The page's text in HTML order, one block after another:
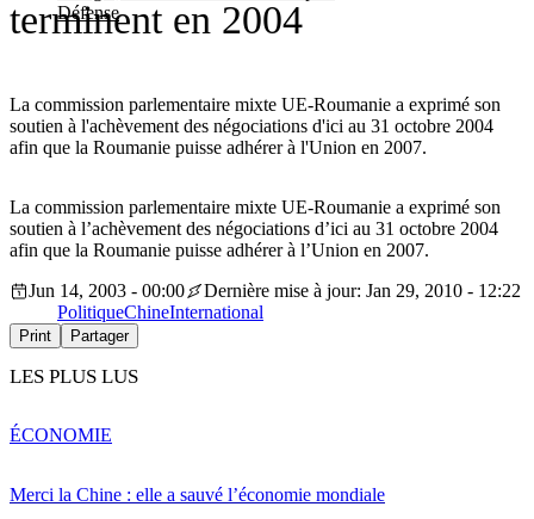
Défense
terminent en 2004
La commission parlementaire mixte UE-Roumanie a exprimé son
soutien à l'achèvement des négociations d'ici au 31 octobre 2004
afin que la Roumanie puisse adhérer à l'Union en 2007.
La commission parlementaire mixte UE-Roumanie a exprimé son
soutien à l’achèvement des négociations d’ici au 31 octobre 2004
afin que la Roumanie puisse adhérer à l’Union en 2007.
Jun 14, 2003 - 00:00
Dernière mise à jour: Jan 29, 2010 - 12:22
PolitiqueChineInternational
Print Partager
LES PLUS LUS
Merci la Chine : elle a sauvé l’économie mondiale
ÉCONOMIE